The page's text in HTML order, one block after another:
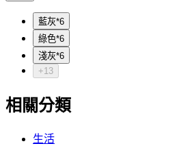
藍灰*6
綠色*6
淺灰*6
+13
相關分類
生活